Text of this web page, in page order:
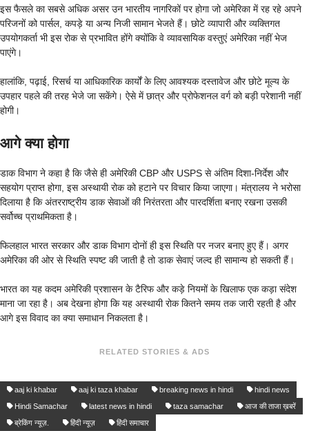
इस फैसले का सबसे अधिक असर उन भारतीय नागरिकों पर होगा जो अमेरिका में रह रहे अपने
परिजनों को पार्सल, कपड़े या अन्य निजी सामान भेजते हैं। छोटे व्यापारी और व्यक्तिगत
उपयोगकर्ता भी इस रोक से प्रभावित होंगे क्योंकि वे व्यावसायिक वस्तुएं अमेरिका नहीं भेज
पाएंगे।
हालांकि, पढ़ाई, रिसर्च या आधिकारिक कार्यों के लिए आवश्यक दस्तावेज और छोटे मूल्य के
उपहार पहले की तरह भेजे जा सकेंगे। ऐसे में छात्र और प्रोफेशनल वर्ग को बड़ी परेशानी नहीं
होगी।
आगे क्या होगा
डाक विभाग ने कहा है कि जैसे ही अमेरिकी CBP और USPS से अंतिम दिशा-निर्देश और
सहयोग प्राप्त होगा, इस अस्थायी रोक को हटाने पर विचार किया जाएगा। मंत्रालय ने भरोसा
दिलाया है कि अंतरराष्ट्रीय डाक सेवाओं की निरंतरता और पारदर्शिता बनाए रखना उसकी
सर्वोच्च प्राथमिकता है।
फिलहाल भारत सरकार और डाक विभाग दोनों ही इस स्थिति पर नजर बनाए हुए हैं। अगर
अमेरिका की ओर से स्थिति स्पष्ट की जाती है तो डाक सेवाएं जल्द ही सामान्य हो सकती हैं।
भारत का यह कदम अमेरिकी प्रशासन के टैरिफ और कड़े नियमों के खिलाफ एक कड़ा संदेश
माना जा रहा है। अब देखना होगा कि यह अस्थायी रोक कितने समय तक जारी रहती है और
आगे इस विवाद का क्या समाधान निकलता है।
RELATED STORIES & ADS
aaj ki khabar aaj ki taza khabar breaking news in hindi
hindi news
Hindi Samachar
latest news in hindi taza samachar
आज की ताजा ख़बरें
ब्रेकिंग न्यूज़.
हिंदी न्यूज़ हिंदी समाचार